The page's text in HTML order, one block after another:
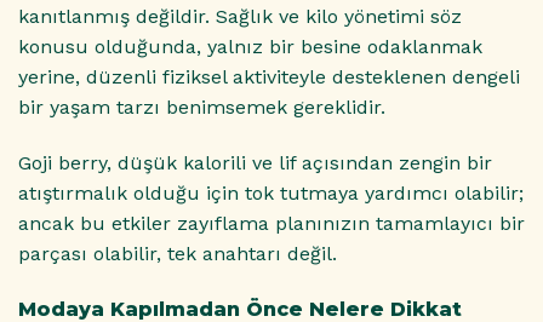
kanıtlanmış değildir. Sağlık ve kilo yönetimi söz
konusu olduğunda, yalnız bir besine odaklanmak
yerine, düzenli fiziksel aktiviteyle desteklenen dengeli
bir yaşam tarzı benimsemek gereklidir.
Goji berry, düşük kalorili ve lif açısından zengin bir
atıştırmalık olduğu için tok tutmaya yardımcı olabilir;
ancak bu etkiler zayıflama planınızın tamamlayıcı bir
parçası olabilir, tek anahtarı değil.
Modaya Kapılmadan Önce Nelere Dikkat